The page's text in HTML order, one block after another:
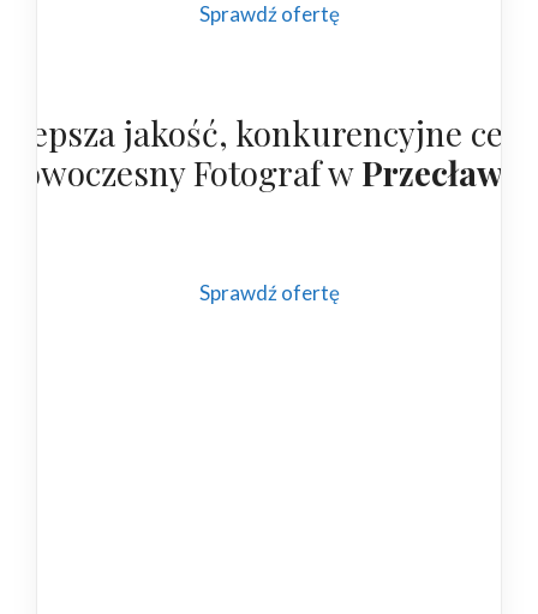
Sprawdź ofertę
jakość, konkurencyjne ceny
Fotograf wPrzecławiu
Sprawdź ofertę